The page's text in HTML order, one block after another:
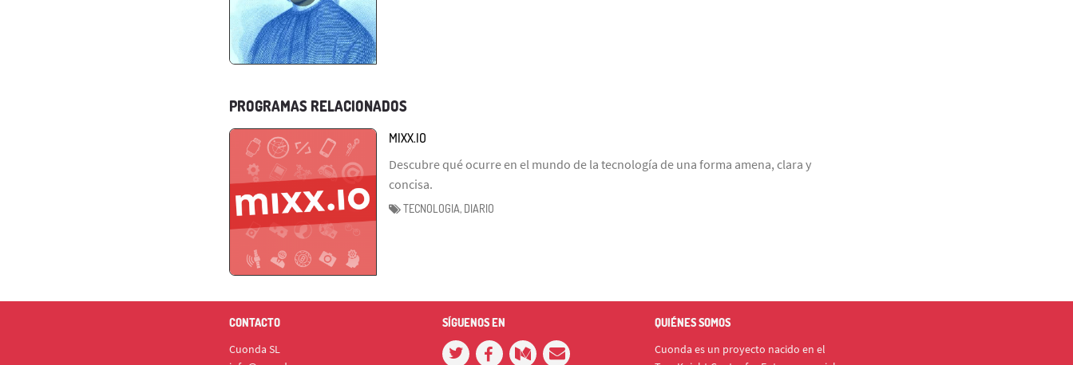
PROGRAMAS RELACIONADOS
MIXX.IO
Descubre qué ocurre en el mundo de la tecnología de una forma amena, clara y
concisa.
TECNOLOGIA, DIARIO
CONTACTO
Cuonda SL
SÍGUENOS EN QUIÉNES SOMOS
Cuonda es un proyecto nacido en el